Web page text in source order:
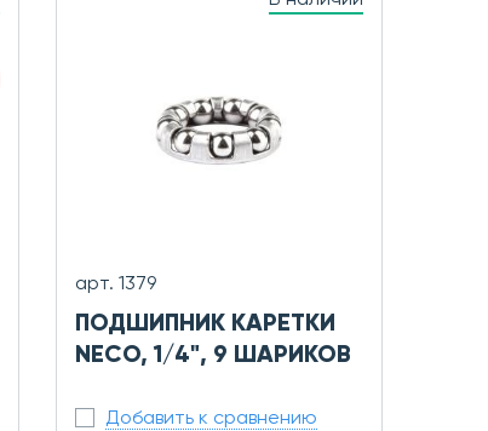
арт. 1379
ПОДШИПНИК КАРЕТКИ
NECO, 1/4", 9 ШАРИКОВ
Добавить к сравнению